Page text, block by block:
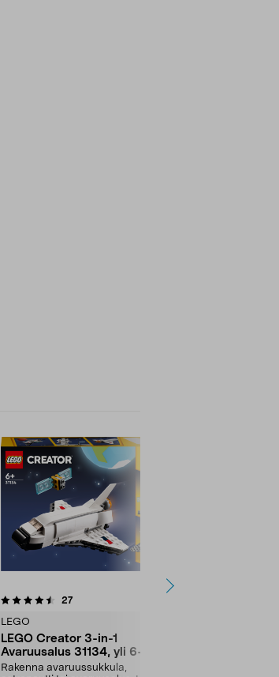
27arvostelut
LEGO
LEGO Creator 3-in-1
Avaruusalus 31134, yli 6-
vuotiaille
Rakenna avaruussukkula,
5.0 viidestä